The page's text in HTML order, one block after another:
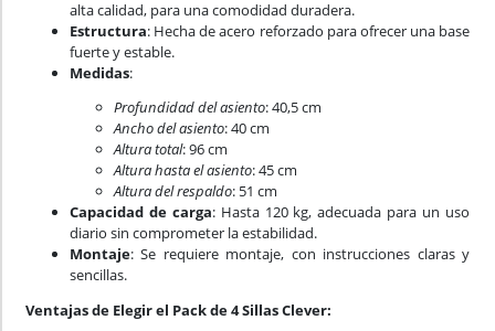
alta calidad, para una comodidad duradera.
Estructura: Hecha de acero reforzado para ofrecer una base
fuerte y estable.
Medidas:
Profundidad del asiento: 40,5 cm
Ancho del asiento: 40 cm
Altura total: 96 cm
Altura hasta el asiento: 45 cm
Altura del respaldo: 51 cm
Capacidad de carga: Hasta 120 kg, adecuada para un uso
diario sin comprometer la estabilidad.
Montaje: Se requiere montaje, con instrucciones claras y
sencillas.
Ventajas de Elegir el Pack de 4 Sillas Clever: